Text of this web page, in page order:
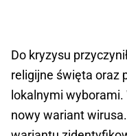
Do kryzysu
religijne święta oraz
lokalnymi
nowy wariant